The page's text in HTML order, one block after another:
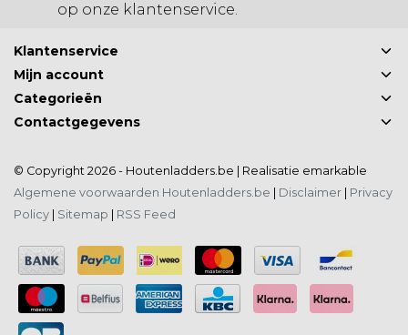
op onze klantenservice.
Klantenservice
Mijn account
Categorieën
Contactgegevens
© Copyright 2026 - Houtenladders.be | Realisatie emarkable
Algemene voorwaarden Houtenladders.be
Disclaimer
Privacy
Policy
Sitemap RSS Feed